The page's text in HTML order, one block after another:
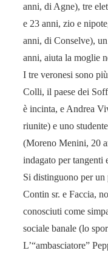
anni, di Agne), tre
e 23 anni, zio e
anni, di Conselve),
anni, aiuta la moglie
I tre veronesi sono
Colli, il paese dei
è incinta, e Andrea
riunite) e uno
(Moreno Menini, 20
indagato per tangenti
Si distinguono per
Contin sr. e Faccia,
conosciuti come
sociale banale (lo
L’“ambasciatore”